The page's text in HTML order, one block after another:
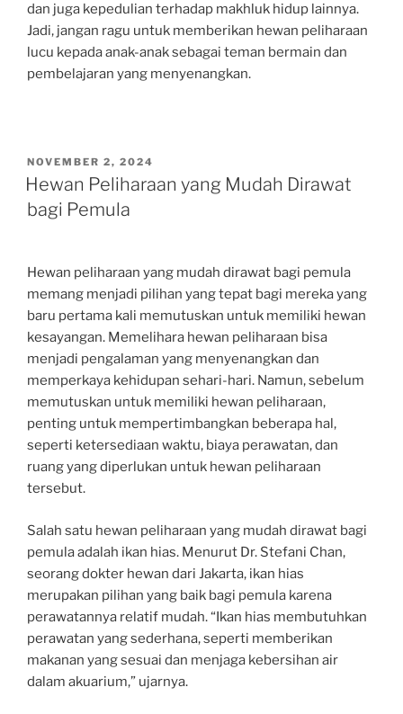
dan juga kepedulian terhadap makhluk hidup lainnya.
Jadi, jangan ragu untuk memberikan hewan peliharaan
lucu kepada anak-anak sebagai teman bermain dan
pembelajaran yang menyenangkan.
POSTED
ON
NOVEMBER 2, 2024
Hewan Peliharaan yang Mudah Dirawat
bagi Pemula
Hewan peliharaan yang mudah dirawat bagi pemula
memang menjadi pilihan yang tepat bagi mereka yang
baru pertama kali memutuskan untuk memiliki hewan
kesayangan. Memelihara hewan peliharaan bisa
menjadi pengalaman yang menyenangkan dan
memperkaya kehidupan sehari-hari. Namun, sebelum
memutuskan untuk memiliki hewan peliharaan,
penting untuk mempertimbangkan beberapa hal,
seperti ketersediaan waktu, biaya perawatan, dan
ruang yang diperlukan untuk hewan peliharaan
tersebut.
Salah satu hewan peliharaan yang mudah dirawat bagi
pemula adalah ikan hias. Menurut Dr. Stefani Chan,
seorang dokter hewan dari Jakarta, ikan hias
merupakan pilihan yang baik bagi pemula karena
perawatannya relatif mudah. “Ikan hias membutuhkan
perawatan yang sederhana, seperti memberikan
makanan yang sesuai dan menjaga kebersihan air
dalam akuarium,” ujarnya.